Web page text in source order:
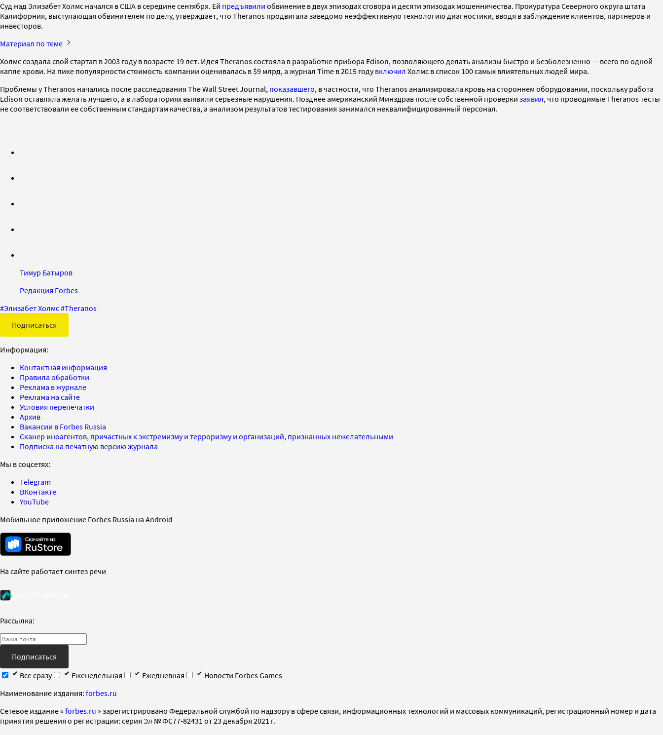
Суд над Элизабет Холмс начался в США в середине сентября. Ей предъявили обвинение в двух эпизодах сговора и десяти эпизодах мошенничества. Прокуратура Северного округа штата
Калифорния, выступающая обвинителем по делу, утверждает, что Theranos продвигала заведомо неэффективную технологию диагностики, вводя в заблуждение клиентов, партнеров и
инвесторов.
Материал по теме
Холмс создала свой стартап в 2003 году в возрасте 19 лет. Идея Theranos состояла в разработке прибора Edison, позволяющего делать анализы быстро и безболезненно — всего по одной
капле крови. На пике популярности стоимость компании оценивалась в $9 млрд, а журнал Time в 2015 годувключил Холмс в список 100 самых влиятельных людей мира.
Проблемы у Theranos начались после расследования The Wall Street Journal, показавшего, в частности, что Theranos анализировала кровь на стороннем оборудовании, поскольку работа
Edison оставляла желать лучшего, а в лабораториях выявили серьезные нарушения. Позднее американский Минздрав после собственной проверки заявил, что проводимые Theranos тесты
не соответствовали ее собственным стандартам качества, а анализом результатов тестирования занимался неквалифицированный персонал.
Тимур Батыров
Редакция Forbes
#Элизабет Холмс#Theranos
Подписаться
Информация:
Контактная информация
Правила обработки
Реклама в журнале
Реклама на сайте
Условия перепечатки
Архив
Вакансии в Forbes Russia
Сканер иноагентов, причастных к экстремизму и терроризму и организаций, признанных нежелательными
Подписка на печатную версию журнала
Мы в соцсетях:
Telegram
ВКонтакте
YouTube
Мобильное приложение Forbes Russia на Android
На сайте работает синтез речи
Рассылка:
Подписаться
Все сразу
Еженедельная Ежедневная
Новости Forbes Games
Наименование издания: forbes.ru
Cетевое издание « forbes.ru » зарегистрировано Федеральной службой по надзору в сфере связи, информационных технологий и массовых коммуникаций, регистрационный номер и дата
принятия решения о регистрации: серия Эл № ФС77-82431 от 23 декабря 2021 г.